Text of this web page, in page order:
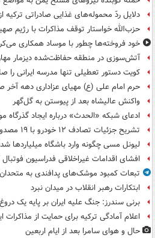
دلایل ردّ محموله‌های غذایی صادراتی ترکیه از
حزب‌الله خواستار توقف مذاکرات با رژیم
خود فروخته‌ها چطور با موساد همکاری
آتش‌سوزی در منطقه حفاظت‌شده دیزمار
کویت دستور تعطیلی تنها مدرسه ایرانی را
حرم امام علی (ع) مهیای عزاداری دهه
واکنش عالیشاه بعد از پیوستن به گل‌گهر
ادعای شبکه «الحدث» درباره ایجاد گذرگاه
تشریح جزئیات تصادف ۱۲ خودرو با ۱۹ مصدوم
لیونل مسی چگونه وارد باشگاه میلیاردها
افشای اقدامات غیراخلاقی فدراسیون فوتبال
تبعات کمبود موشک‌های پدافندی به متحدان
ابتکارات رهبر انقلاب در میدان نبرد
برنی سندرز: جنگ علیه ایران بر پایه یک
اعلام آمادگی ترکیه برای حمایت از مذاکرات
حال و هوای سامرا بعد از ایام اربعین